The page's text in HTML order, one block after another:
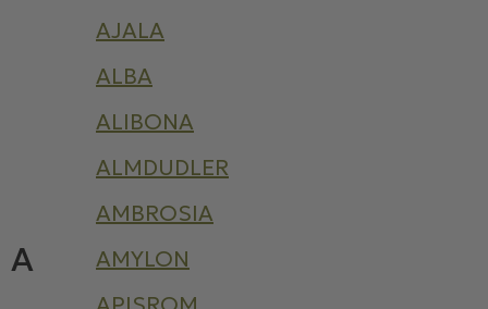
A
AJALA
ALBA
ALIBONA
ALMDUDLER
AMBROSIA
AMYLON